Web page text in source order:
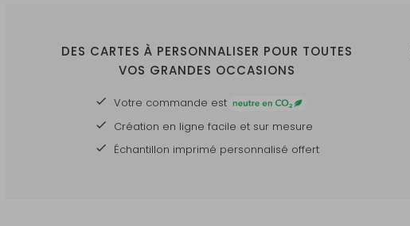
DES CARTES À PERSONNALISER POUR TOUTES
VOS GRANDES OCCASIONS
Votre commande est
Création en ligne facile et sur mesure
Échantillon imprimé personnalisé offert